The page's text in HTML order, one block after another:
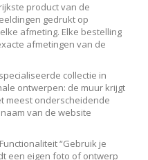
product van de
gedrukt op
afmeting. Elke bestelling
afmetingen van de
collectie in
ontwerpen: de muur krijgt
meest onderscheidende
van de website
Functionaliteit “Gebruik je
een eigen foto of ontwerp